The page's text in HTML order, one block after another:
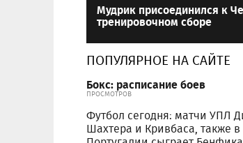
Мудрик присоединился к
тренировочном сборе
ПОПУЛЯРНОЕ НА САЙТЕ
Бокс: расписание боев
ПРОСМОТРОВ
Футбол сегодня: матчи УПЛ
Шахтера и Кривбаса, также в